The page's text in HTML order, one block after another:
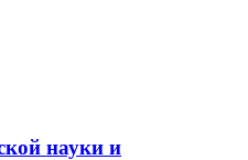
науки и